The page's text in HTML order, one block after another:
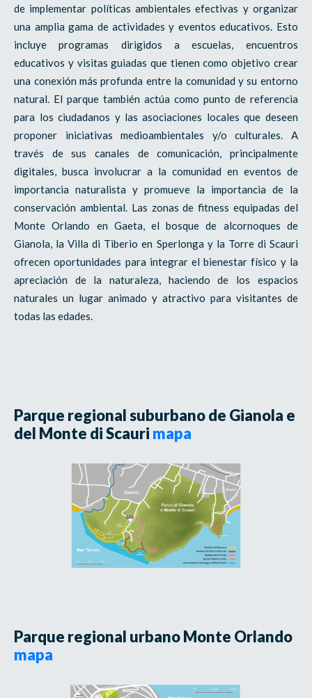
de implementar políticas ambientales efectivas y organizar
una amplia gama de actividades y eventos educativos. Esto
incluye programas dirigidos a escuelas, encuentros
educativos y visitas guiadas que tienen como objetivo crear
una conexión más profunda entre la comunidad y su entorno
natural. El parque también actúa como punto de referencia
para los ciudadanos y las asociaciones locales que deseen
proponer iniciativas medioambientales y/o culturales. A
través de sus canales de comunicación, principalmente
digitales, busca involucrar a la comunidad en eventos de
importancia naturalista y promueve la importancia de la
conservación ambiental. Las zonas de fitness equipadas del
Monte Orlando en Gaeta, el bosque de alcornoques de
Gianola, la Villa di Tiberio en Sperlonga y la Torre di Scauri
ofrecen oportunidades para integrar el bienestar físico y la
apreciación de la naturaleza, haciendo de los espacios
naturales un lugar animado y atractivo para visitantes de
todas las edades.
Parque regional suburbano de Gianola e
del Monte di Scauri mapa
Parque regional urbano Monte Orlando
mapa